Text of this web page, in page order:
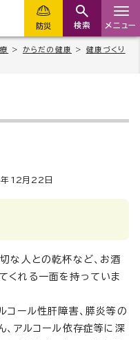
防災 検索 メニュー
> からだの健康 > 健康づくり
年 12 月 22 日
な人との乾杯など、お酒
くれる一面を持っていま
コール性肝障害、膵炎等の
、アルコール依存症等に深